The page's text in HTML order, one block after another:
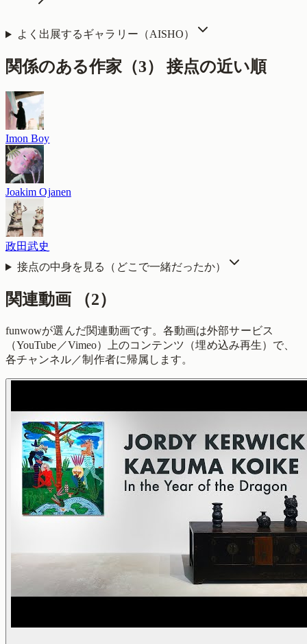
よく出展するギャラリー（AISHO）
関係のある作家（3） 接点の近い順
Imon Boy
Joakim Ojanen
政田武史
接点の中身を見る（どこで一緒だったか）
関連動画 （2）
funwowが選んだ関連動画です。各動画は外部サービス
（YouTube／Vimeo）上のコンテンツ（埋め込み再生）で、
各チャンネル／制作者に帰属します。